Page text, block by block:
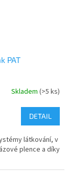
PAT
Skladem (>5 ks)
DETAIL
látkování, v
plence a díky